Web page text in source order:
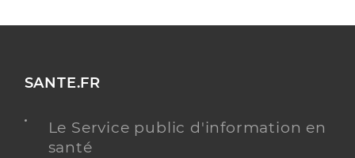
SANTE.FR
Le Service public d'information en
santé